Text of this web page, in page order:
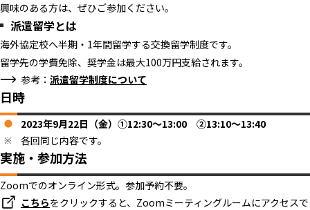
興味のある方は、ぜひご参加ください。
派遣留学とは
海外協定校へ半期・1年間留学する交換留学制度です。
留学先の学費免除、奨学金は最大100万円支給されます。
参考： 派遣留学制度について
日時
2023年9月22日（金）①12:30〜13:00 ②13:10～13:40
各回同じ内容です。
実施・参加方法
Zoomでのオンライン形式。参加予約不要。
こちらをクリックすると、Zoomミーティングルームにアクセスで